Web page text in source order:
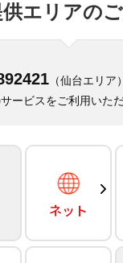
エリアの
（仙台エリア
ービスをご利用いただ
ネット